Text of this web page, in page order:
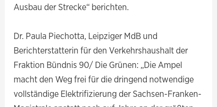
Ausbau der Strecke“ berichten.
Dr. Paula Piechotta, Leipziger MdB und
Berichterstatterin für den Verkehrshaushalt der
Fraktion Bündnis 90/ Die Grünen: „Die Ampel
macht den Weg frei für die dringend notwendige
vollständige Elektrifizierung der Sachsen-Franken-